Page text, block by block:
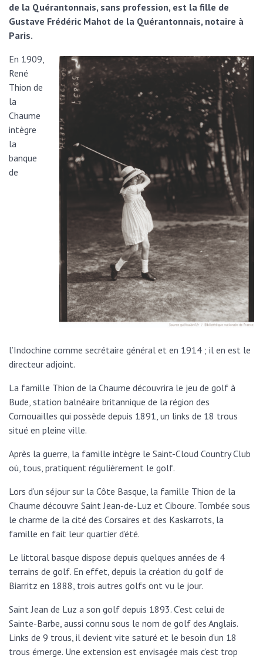
de la Quérantonnais, sans profession, est la fille de
Gustave Frédéric Mahot de la Quérantonnais, notaire à
Paris.
En 1909,
René
Thion de
la
Chaume
intègre
la
banque
de
l’Indochine comme secrétaire général et en 1914 ; il en est le
directeur adjoint.
La famille Thion de la Chaume découvrira le jeu de golf à
Bude, station balnéaire britannique de la région des
Cornouailles qui possède depuis 1891, un links de 18 trous
situé en pleine ville.
Après la guerre, la famille intègre le Saint-Cloud Country Club
où, tous, pratiquent régulièrement le golf.
Lors d’un séjour sur la Côte Basque, la famille Thion de la
Chaume découvre Saint Jean-de-Luz et Ciboure. Tombée sous
le charme de la cité des Corsaires et des Kaskarrots, la
famille en fait leur quartier d’été.
Le littoral basque dispose depuis quelques années de 4
terrains de golf. En effet, depuis la création du golf de
Biarritz en 1888, trois autres golfs ont vu le jour.
Saint Jean de Luz a son golf depuis 1893. C’est celui de
Sainte-Barbe, aussi connu sous le nom de golf des Anglais.
Links de 9 trous, il devient vite saturé et le besoin d’un 18
trous émerge. Une extension est envisagée mais c’est trop